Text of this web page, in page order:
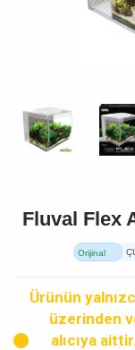
Fluval Flex
Orijinal
Ürünün
üzerinden
alıcıya